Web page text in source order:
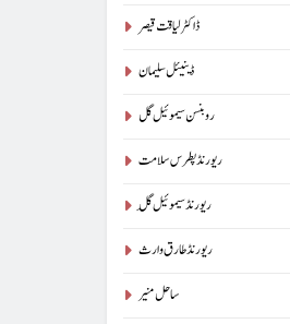
ڈاکٹر لیاقت قیصر
ڈینیئل سلیمان
روبنسن سیموئیل گل
ریورنڈ پطرس سلامت
ریورنڈ سیموئیل گِل
ریورنڈ طارق وارث
ساحل منیر